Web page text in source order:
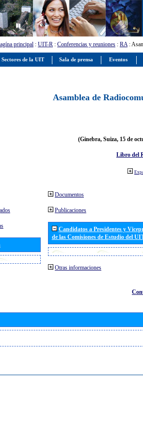
principal : UIT-R : Conferencias y reuniones : RA:
Asamblea de
(Ginebra, Suiza, 15 de
Libro del
Documentos
Publicaciones
Candidatos a Presidentes y
de las Comisiones de Estudio del
Otras informaciones
Sectores de la UIT Sala de prensa Eventos